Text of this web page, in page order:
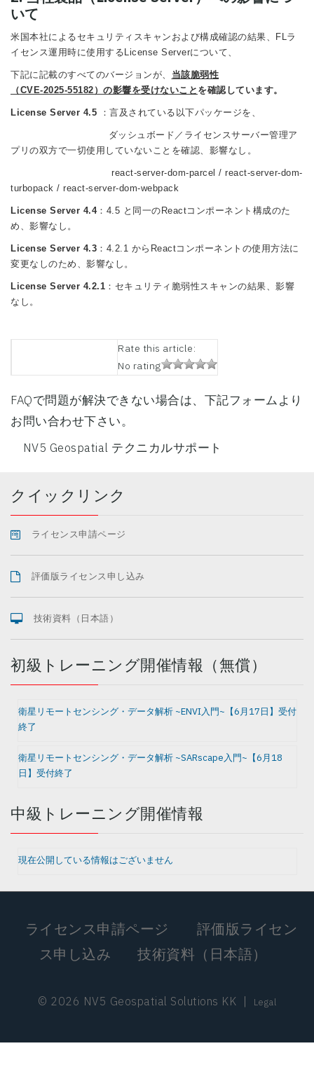
いて
米国本社によるセキュリティスキャンおよび構成確認の結果、FLラ
イセンス運用時に使用するLicense Serverについて、
下記に記載のすべてのバージョンが、 当該脆弱性
（CVE‑2025‑55182）の影響を受けないこと を確認しています。
License Server 4.5 ：言及されている以下パッケージを、
ダッシュボード／ライセンスサーバー管理ア
プリの双方で一切使用していないことを確認、影響なし。
react-server-dom-parcel / react-server-dom-
turbopack / react-server-dom-webpack
License Server 4.4：4.5 と同一のReactコンポーネント構成のた
め、影響なし。
License Server 4.3 ：4.2.1 からReactコンポーネントの使用方法に
変更なしのため、影響なし。
License Server 4.2.1 ：セキュリティ脆弱性スキャンの結果、影響
なし。
Rate this article:
No rating
FAQで問題が解決できない場合は、下記フォームより
お問い合わせ下さい。
NV5 Geospatial テクニカルサポート
クイックリンク
ライセンス申請ページ
評価版ライセンス申し込み
技術資料（日本語）
初級トレーニング開催情報（無償）
衛星リモートセンシング・データ解析 ~ENVI入門~【6月17日】受付
終了
衛星リモートセンシング・データ解析 ~SARscape入門~【6月18
日】受付終了
中級トレーニング開催情報
現在公開している情報はございません
ライセンス申請ページ
評価版ライセン
ス申し込み
技術資料（日本語）
© 2026 NV5 Geospatial Solutions KK Legal